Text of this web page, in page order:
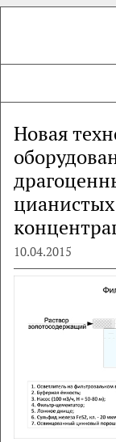
Новая
10.04.2015